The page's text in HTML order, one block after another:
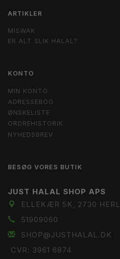
ARTIKLER
MISWAK
ER ALT SLIK HALAL?
KONTO
MIN KONTO
ADRESSEBOG
ØNSKELISTE
ORDREHISTORIK
NYHEDSBREV
BESØG VORES BUTIK
JUST HALAL SHOP APS
ELLEKÆR 5K, 2730
51909060
SHOP@JUSTHALAL.DK
CVR: 3961 6874